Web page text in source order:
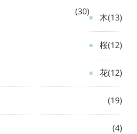
(30)
木(13)
桜(12)
花(12)
(19)
(4)